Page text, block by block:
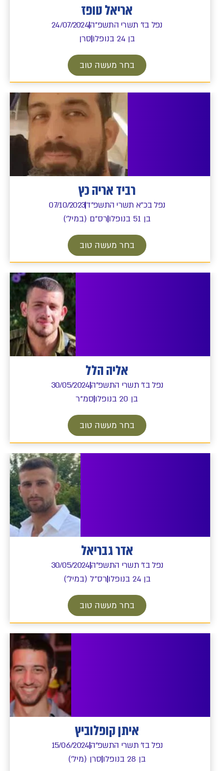
אריאל טופז
נפל בז' תשרי התשפ"ה24/07/2024
בן 24 בנופלו
סרן
בחר מעשה טוב
רביד אריה כץ
נפל בכ"א תשרי התשפ"ד07/10/2023
בן 51 בנופלו
רס"ם (במיל')
בחר מעשה טוב
אליה הלל
נפל בז' תשרי התשפ"ה30/05/2024
בן 20 בנופלו
סמ"ר
בחר מעשה טוב
אדר גבריאל
נפל בז' תשרי התשפ"ה30/05/2024
בן 24 בנופלו
רס"ל (במיל')
בחר מעשה טוב
איתן קופלוביץ
נפל בז' תשרי התשפ"ה15/06/2024
בן 28 בנופלו
סרן (מיל')